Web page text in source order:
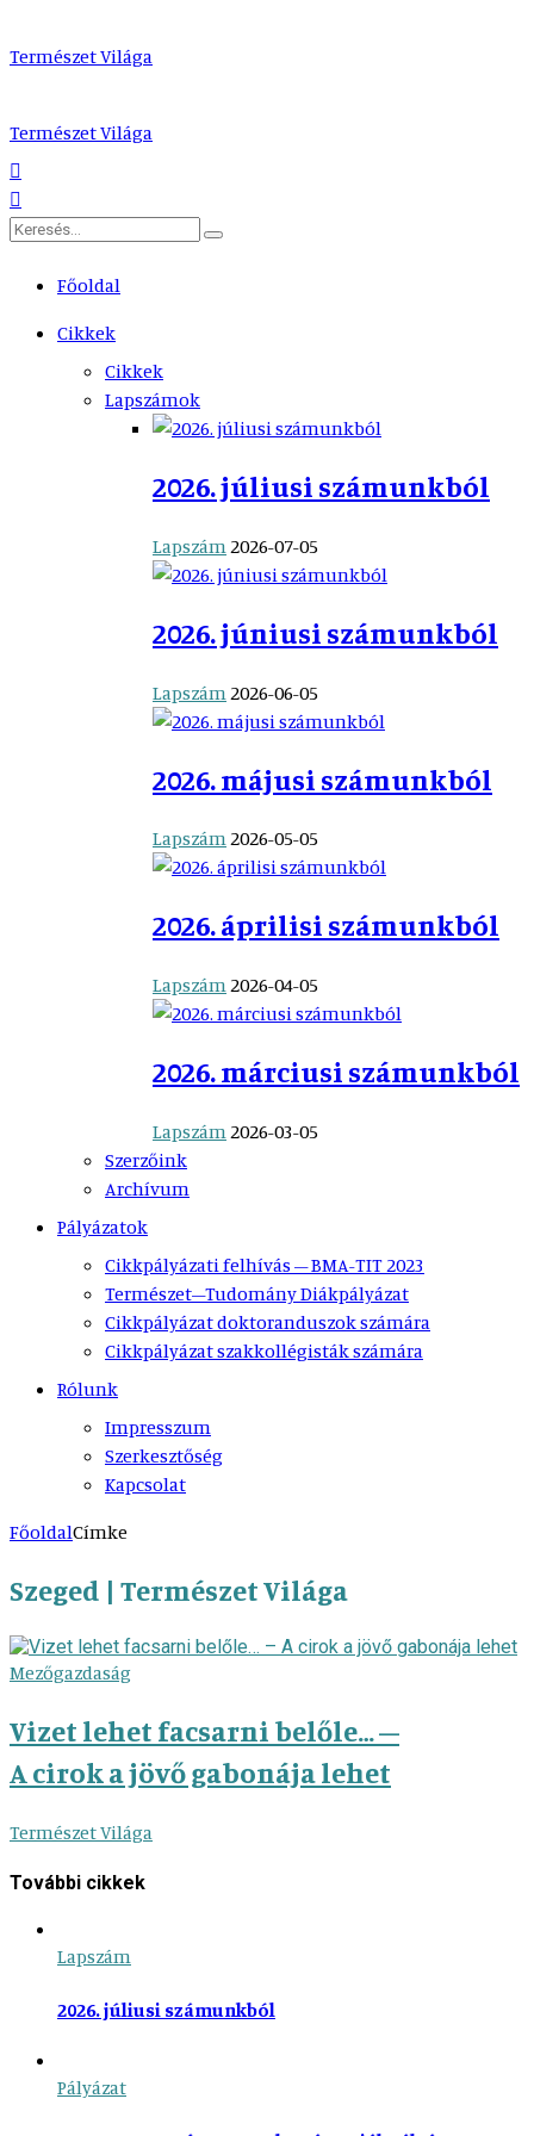
Természet Világa
Természet Világa
Főoldal
Cikkek
Cikkek
Lapszámok
2026. júliusi számunkból
Lapszám 2026-07-05
2026. júniusi számunkból
Lapszám 2026-06-05
2026. májusi számunkból
Lapszám2026-05-05
2026. áprilisi számunkból
Lapszám2026-04-05
2026. márciusi számunkból
Lapszám2026-03-05
Szerzőink
Archívum
Pályázatok
Cikkpályázati felhívás – BMA-TIT 2023
Természet–Tudomány Diákpályázat
Cikkpályázat doktoranduszok számára
Cikkpályázat szakkollégisták számára
Rólunk
Impresszum
Szerkesztőség
Kapcsolat
FőoldalCímke
Szeged | Természet Világa
Mezőgazdaság
Vizet lehet facsarni belőle… –
A cirok a jövő gabonája lehet
Természet Világa
További cikkek
Lapszám
2026. júliusi számunkból
Pályázat